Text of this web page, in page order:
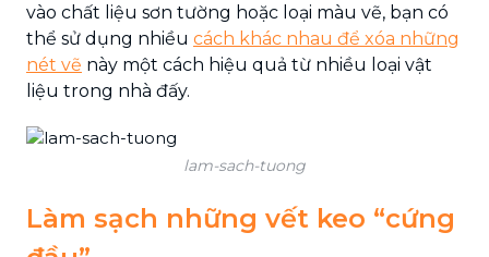
vào chất liệu sơn tường hoặc loại màu vẽ, bạn có
thể sử dụng nhiều cách khác nhau để xóa những
nét vẽ này một cách hiệu quả từ nhiều loại vật
liệu trong nhà đấy.
lam-sach-tuong
Làm sạch những vết keo “cứng